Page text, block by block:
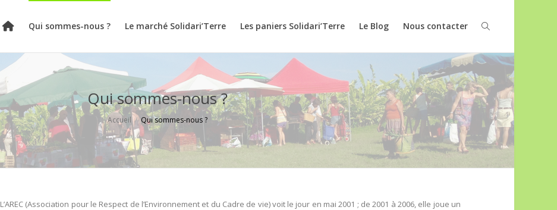
Qui sommes-nous ? Le marché Solidari’Terre Les paniers Solidari’Terre Le Blog Nous contacter
Qui sommes-nous ?
Accueil Qui sommes-nous ?
L’AREC (Association pour le Respect de l’Environnement et du Cadre de vie) voit le jour en mai 2001 ; de 2001 à 2006, elle joue un